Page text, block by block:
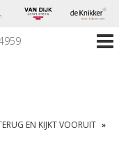
EN KIJKT VOORUIT »